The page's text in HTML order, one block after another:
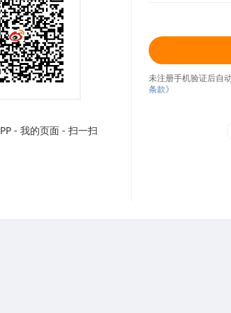
- 我的页面 - 扫一扫
未注册手机验证后自
条款》